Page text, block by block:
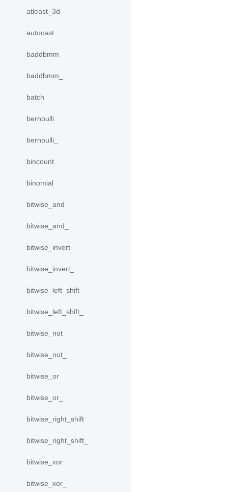
atleast_3d
autocast
baddbmm
baddbmm_
batch
bernoulli
bernoulli_
bincount
binomial
bitwise_and
bitwise_and_
bitwise_invert
bitwise_invert_
bitwise_left_shift
bitwise_left_shift_
bitwise_not
bitwise_not_
bitwise_or
bitwise_or_
bitwise_right_shift
bitwise_right_shift_
bitwise_xor
bitwise_xor_